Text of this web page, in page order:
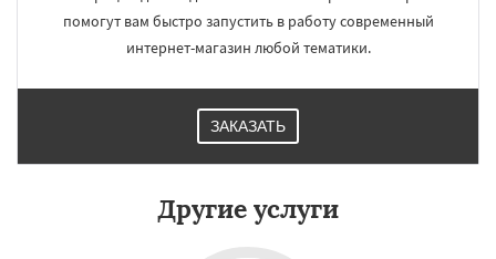
помогут вам быстро запустить в работу современный
интернет-магазин любой тематики.
ЗАКАЗАТЬ
Другие услуги